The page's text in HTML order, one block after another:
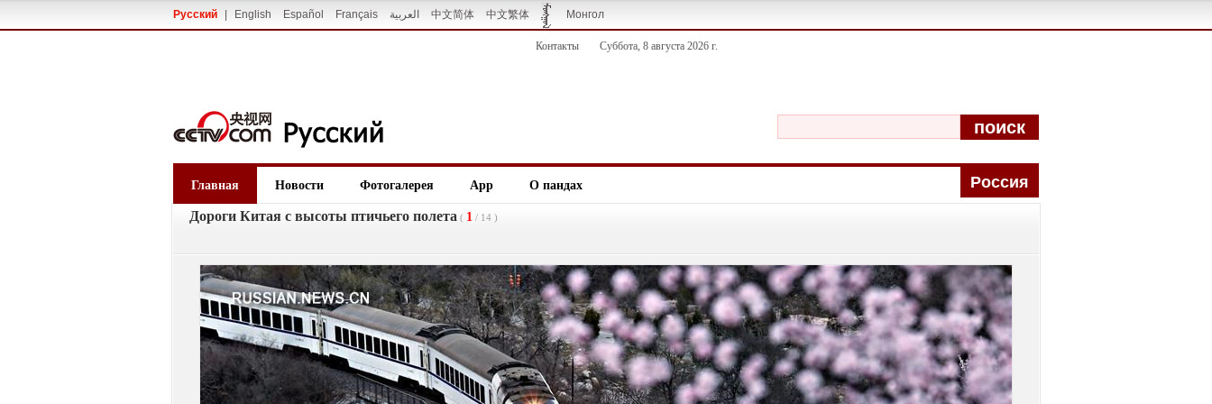
Русский English Español Français العربية 中文简体 中文繁体 Монгол
Контакты Суббота, 8 августа 2026 г.
поиск
Главная Новости Фотогалерея App О пандах Pоccия
Дороги Китая с высоты птичьего полета ( 1 / 14 )